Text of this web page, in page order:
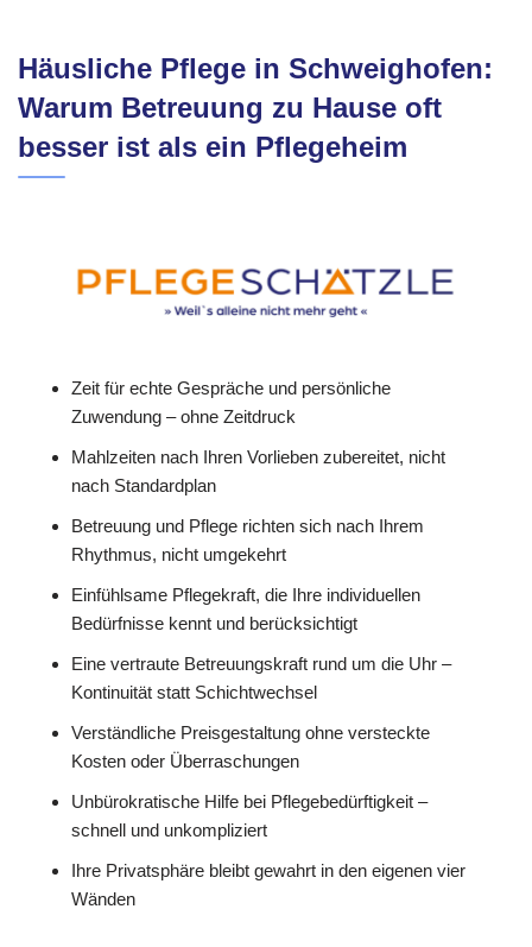
Häusliche Pflege in Schweighofen:
Warum Betreuung zu Hause oft
besser ist als ein Pflegeheim
Zeit für echte Gespräche und persönliche
Zuwendung – ohne Zeitdruck
Mahlzeiten nach Ihren Vorlieben zubereitet, nicht
nach Standardplan
Betreuung und Pflege richten sich nach Ihrem
Rhythmus, nicht umgekehrt
Einfühlsame Pflegekraft, die Ihre individuellen
Bedürfnisse kennt und berücksichtigt
Eine vertraute Betreuungskraft rund um die Uhr –
Kontinuität statt Schichtwechsel
Verständliche Preisgestaltung ohne versteckte
Kosten oder Überraschungen
Unbürokratische Hilfe bei Pflegebedürftigkeit –
schnell und unkompliziert
Ihre Privatsphäre bleibt gewahrt in den eigenen vier
Wänden